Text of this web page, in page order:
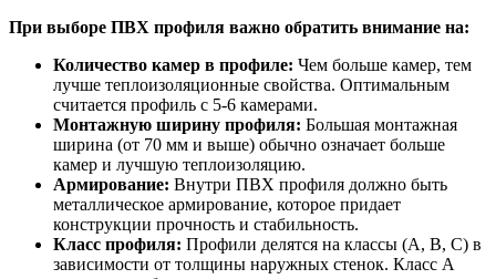
При выборе ПВХ профиля важно обратить внимание на:
Количество камер в профиле: Чем больше камер, тем
лучше теплоизоляционные свойства. Оптимальным
считается профиль с 5-6 камерами.
Монтажную ширину профиля: Большая монтажная
ширина (от 70 мм и выше) обычно означает больше
камер и лучшую теплоизоляцию.
Армирование: Внутри ПВХ профиля должно быть
металлическое армирование, которое придает
конструкции прочность и стабильность.
Класс профиля: Профили делятся на классы (A, B, C) в
зависимости от толщины наружных стенок. Класс А